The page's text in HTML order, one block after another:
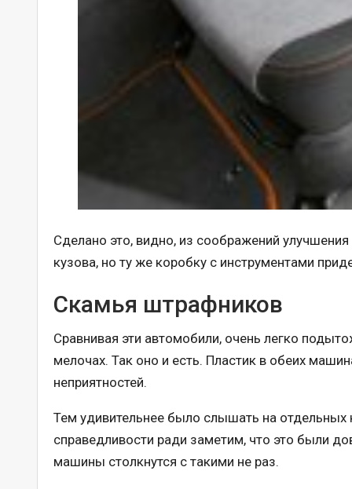
Сделано это, видно, из соображений
кузова, но ту же коробку с инструментами
Скамья штрафников
Сравнивая эти автомобили, очень легко
мелочах. Так оно и есть. Пластик в обеих
неприятностей.
Тем удивительнее было слышать на отдельных
справедливости ради заметим, что это были
машины столкнутся с такими не раз.